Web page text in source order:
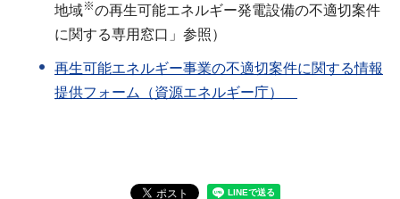
地域※の再生可能エネルギー発電設備の不適切案件
に関する専用窓口」参照）
再生可能エネルギー事業の不適切案件に関する情報
提供フォーム（資源エネルギー庁）